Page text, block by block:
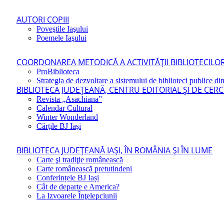
AUTORI COPIII
Poveştile Iaşului
Poemele Iaşului
COORDONAREA METODICĂ A ACTIVITĂŢII
ProBiblioteca
Strategia de dezvoltare a sistemului de biblioteci publice
BIBLIOTECA JUDEŢEANĂ, CENTRU EDITORIAL ŞI DE
Revista „Asachiana”
Calendar Cultural
Winter Wonderland
Cărţile BJ Iaşi
BIBLIOTECA JUDEŢEANĂ IAŞI, ÎN ROMÂNIA ŞI ÎN LUME
Carte şi tradiţie românească
Carte românească pretutindeni
Conferințele BJ Iași
Cât de departe e America?
La Izvoarele Înţelepciunii